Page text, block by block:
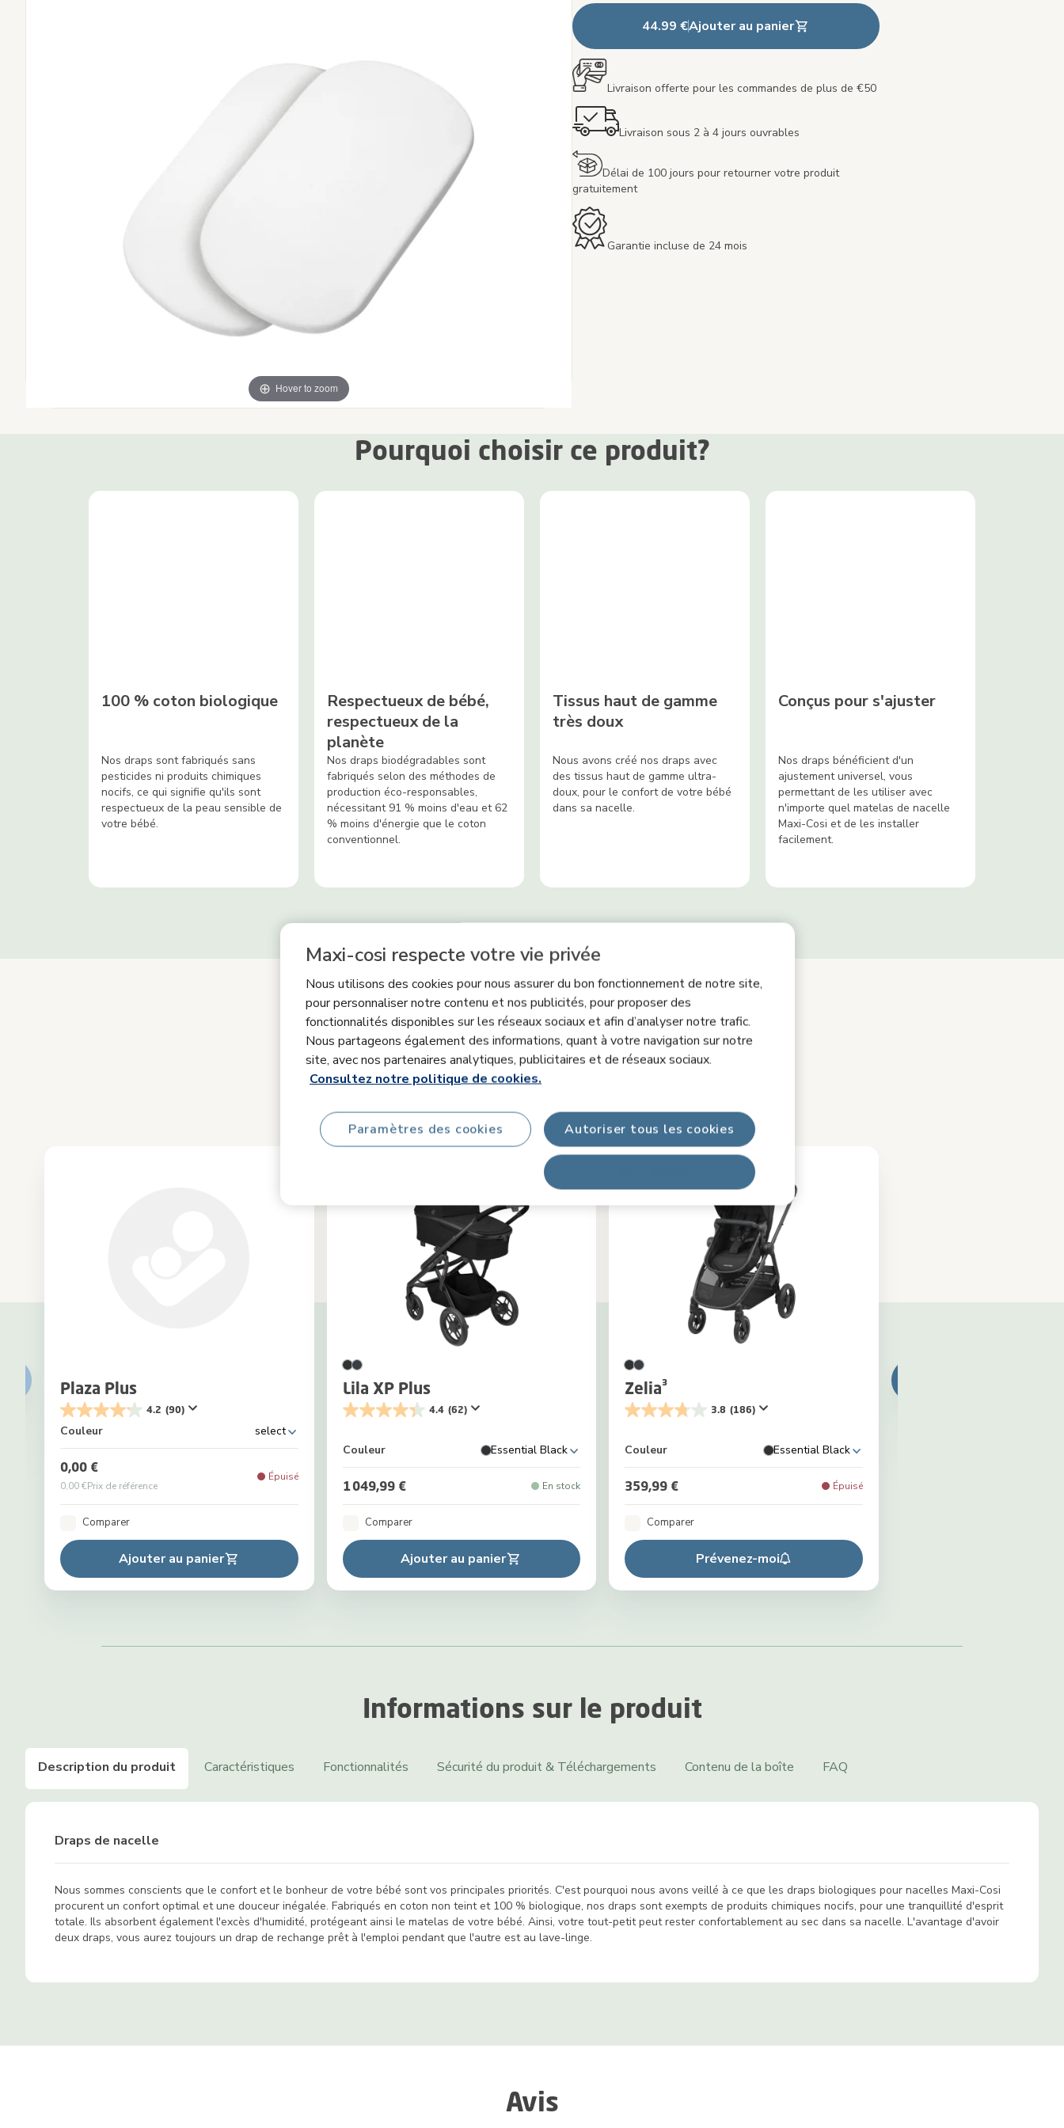
Maxi-cosi respecte votre vie privée
Nous utilisons des cookies pour nous assurer du bon fonctionnement de notre site,
pour personnaliser notre contenu et nos publicités, pour proposer des
fonctionnalités disponibles sur les réseaux sociaux et afin d’analyser notre trafic.
Nous partageons également des informations, quant à votre navigation sur notre
site, avec nos partenaires analytiques, publicitaires et de réseaux sociaux.
Consultez notre politique de cookies.
Autoriser tous les cookies
Paramètres des cookies
Informations sur le produit
Description du produit
Draps de nacelle
Nous sommes conscients que le confort et le bonheur de votre bébé sont vos principales priorités. C'est pourquoi nous avons veillé à ce que les draps biologiques pour nacelles Maxi-Cosi
procurent un confort optimal et une douceur inégalée. Fabriqués en coton non teint et 100 % biologique, nos draps sont exempts de produits chimiques nocifs, pour une tranquillité d'esprit
totale. Ils absorbent également l'excès d'humidité, protégeant ainsi le matelas de votre bébé. Ainsi, votre tout-petit peut rester confortablement au sec dans sa nacelle. L'avantage d'avoir
deux draps, vous aurez toujours un drap de rechange prêt à l'emploi pendant que l'autre est au lave-linge.
Caractéristiques Fonctionnalités Sécurité du produit & Téléchargements Contenu de la boîte FAQ
Hover to zoom
44.99 €Ajouter au panier
Livraison offerte pour les commandes de plus de €50
Livraison sous 2 à 4 jours ouvrables
Délai de 100 jours pour retourner votre produit
gratuitement
Garantie incluse de 24 mois
Pourquoi choisir ce produit?
100 % coton biologique
Nos draps sont fabriqués sans
pesticides ni produits chimiques
nocifs, ce qui signifie qu'ils sont
respectueux de la peau sensible de
votre bébé.
Respectueux de bébé,
respectueux de la
planète
Nos draps biodégradables sont
fabriqués selon des méthodes de
production éco-responsables,
nécessitant 91 % moins d'eau et 62
% moins d'énergie que le coton
conventionnel.
Tissus haut de gamme
très doux
Nous avons créé nos draps avec
des tissus haut de gamme ultra-
doux, pour le confort de votre bébé
dans sa nacelle.
Conçus pour s'ajuster
Nos draps bénéficient d'un
ajustement universel, vous
permettant de les utiliser avec
n'importe quel matelas de nacelle
Maxi-Cosi et de les installer
facilement.
Complétez votre Draps de nacelle
Plaza Plus
4.2 (90)
Couleur select
0,00 €
0,00 €Prix de référence
Épuisé
Comparer
Ajouter au panier
Lila XP Plus
4.4 (62)
Couleur Essential Black
1 049,99 € En stock
Comparer
Ajouter au panier
Zelia³
3.8 (186)
Couleur Essential Black
359,99 € Épuisé
Comparer
Prévenez-moi
Avis